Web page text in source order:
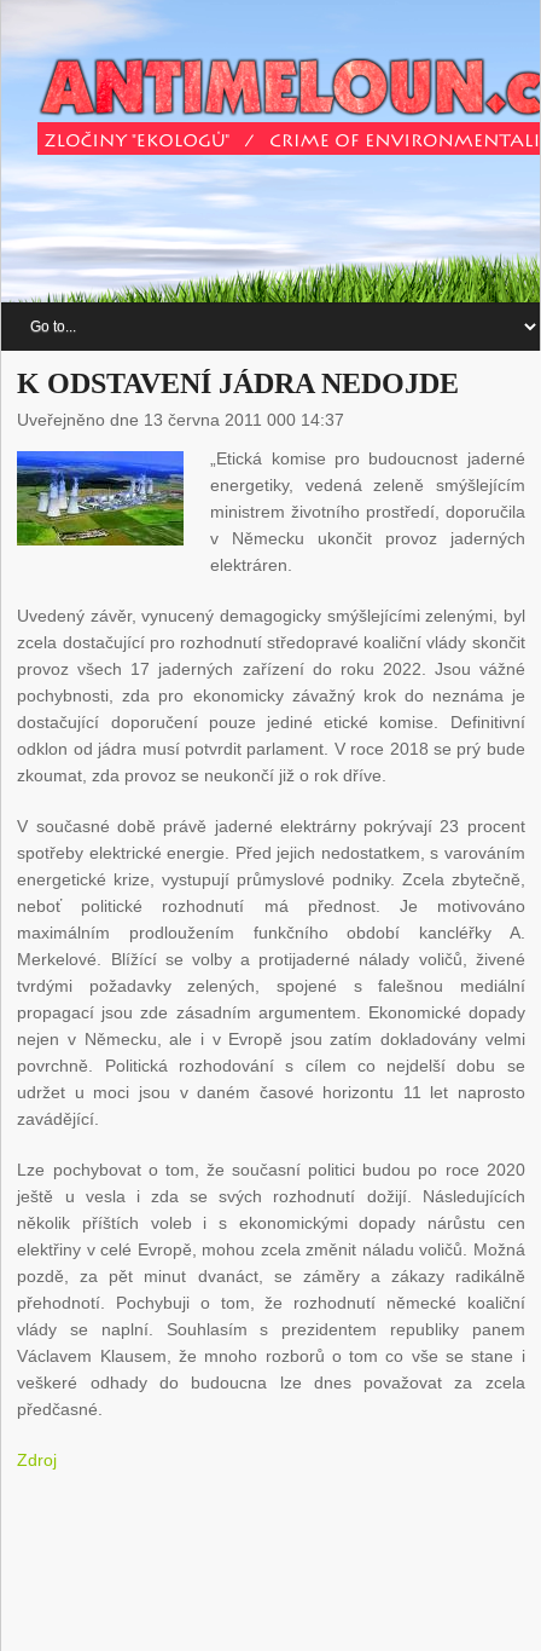
K ODSTAVENÍ JÁDRA NEDOJDE
Uveřejněno dne 13 června 2011 000 14:37
„Etická komise pro budoucnost jaderné
energetiky, vedená zeleně smýšlejícím
ministrem životního prostředí, doporučila
v Německu ukončit provoz jaderných
elektráren.
Uvedený závěr, vynucený demagogicky smýšlejícími zelenými, byl
zcela dostačující pro rozhodnutí středopravé koaliční vlády skončit
provoz všech 17 jaderných zařízení do roku 2022. Jsou vážné
pochybnosti, zda pro ekonomicky závažný krok do neznáma je
dostačující doporučení pouze jediné etické komise. Definitivní
odklon od jádra musí potvrdit parlament. V roce 2018 se prý bude
zkoumat, zda provoz se neukončí již o rok dříve.
V současné době právě jaderné elektrárny pokrývají 23 procent
spotřeby elektrické energie. Před jejich nedostatkem, s varováním
energetické krize, vystupují průmyslové podniky. Zcela zbytečně,
neboť politické rozhodnutí má přednost. Je motivováno
maximálním prodloužením funkčního období kancléřky A.
Merkelové. Blížící se volby a protijaderné nálady voličů, živené
tvrdými požadavky zelených, spojené s falešnou mediální
propagací jsou zde zásadním argumentem. Ekonomické dopady
nejen v Německu, ale i v Evropě jsou zatím dokladovány velmi
povrchně. Politická rozhodování s cílem co nejdelší dobu se
udržet u moci jsou v daném časové horizontu 11 let naprosto
zavádějící.
Lze pochybovat o tom, že současní politici budou po roce 2020
ještě u vesla i zda se svých rozhodnutí dožijí. Následujících
několik příštích voleb i s ekonomickými dopady nárůstu cen
elektřiny v celé Evropě, mohou zcela změnit náladu voličů. Možná
pozdě, za pět minut dvanáct, se záměry a zákazy radikálně
přehodnotí. Pochybuji o tom, že rozhodnutí německé koaliční
vlády se naplní. Souhlasím s prezidentem republiky panem
Václavem Klausem, že mnoho rozborů o tom co vše se stane i
veškeré odhady do budoucna lze dnes považovat za zcela
předčasné.
Zdroj